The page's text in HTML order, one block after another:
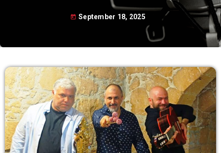
TOP 20
13:00 - 14:00
BEST OF DRIVE TIME
09:00-11:00
09:00 - 11:00
today September 18, 2025